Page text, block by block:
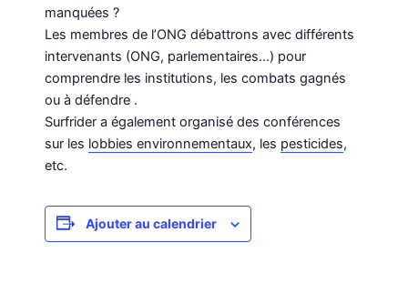
manquées ?
Les membres de l’ONG débattrons avec différents
intervenants (ONG, parlementaires…) pour
comprendre les institutions, les combats gagnés
ou à défendre .
Surfrider a également organisé des conférences
sur les lobbies environnementaux, les pesticides,
etc.
Ajouter au calendrier